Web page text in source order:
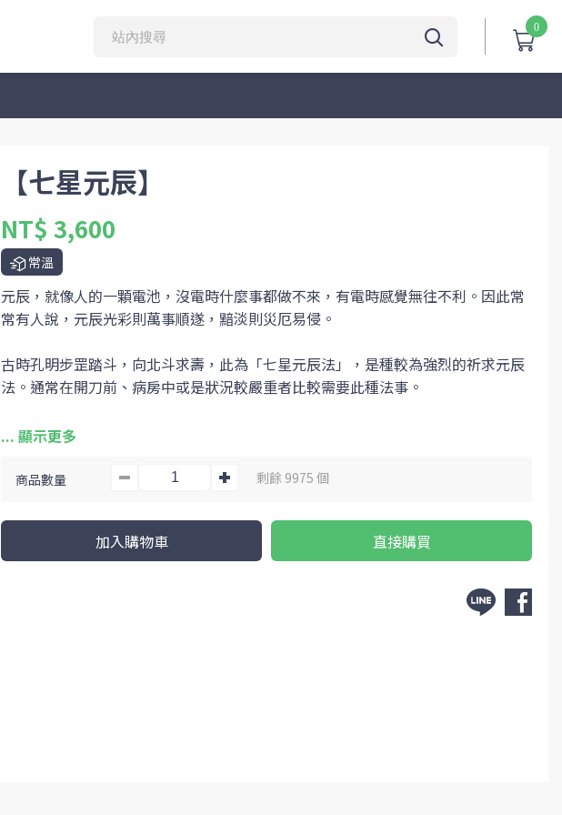
0
【七星元辰】
NT$ 3,600
常溫
元辰，就像人的一顆電池，沒電時什麼事都做不來，有電時感覺無往不利。因此常
常有人說，元辰光彩則萬事順遂，黯淡則災厄易侵。
古時孔明步罡踏斗，向北斗求壽，此為「七星元辰法」，是種較為強烈的祈求元辰
法。通常在開刀前、病房中或是狀況較嚴重者比較需要此種法事。
須提供資料：地址、姓名與性別、農曆生日（年月日時）
商品數量 剩餘 9975 個
加入購物車 直接購買